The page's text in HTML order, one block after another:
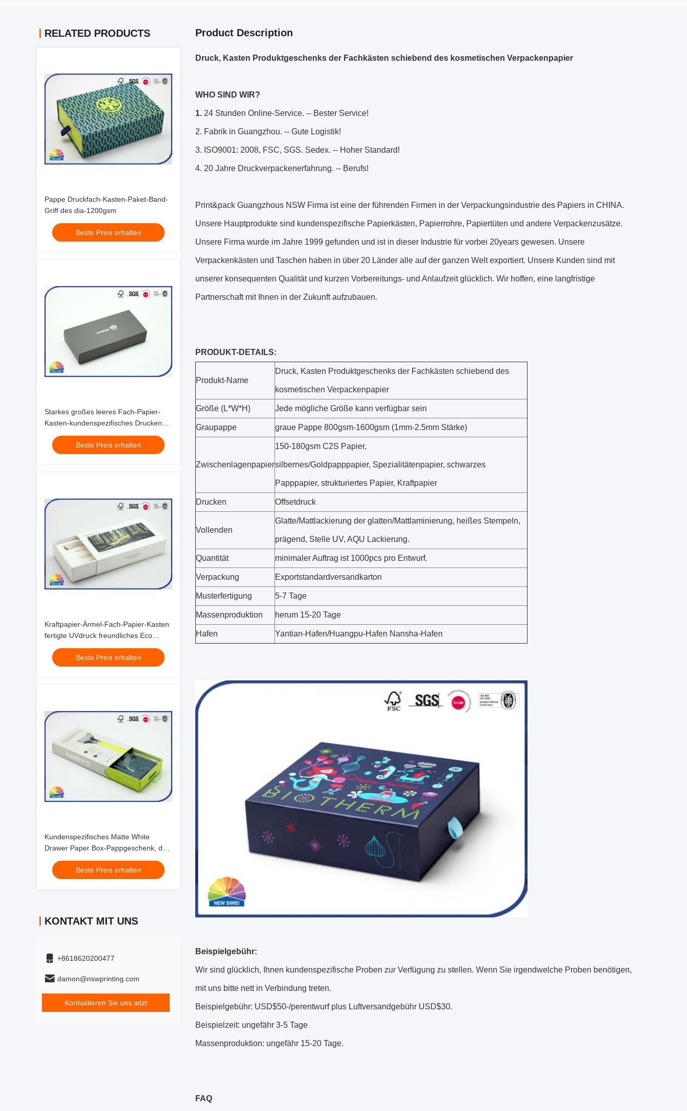
RELATED PRODUCTS
Pappe Druckfach-Kasten-Paket-Band-
Griff des dia-1200gsm
Beste Preis erhalten
Starkes großes leeres Fach-Papier-
Kasten-kundenspezifisches Drucken
für Wasser-Glas
Beste Preis erhalten
Kraftpapier-Ärmel-Fach-Papier-Kasten
fertigte UVdruck freundliches Eco
besonders an
Beste Preis erhalten
Kundenspezifisches Matte White
Drawer Paper Box-Pappgeschenk, das
für Geburtstag verpackt
Beste Preis erhalten
KONTAKT MIT UNS
+8618620200477
damon@nswprinting.com
Kontaktieren Sie uns jetzt
Product Description
Druck, Kasten Produktgeschenks der Fachkästen schiebend des kosmetischen Verpackenpapier
WHO SIND WIR?
1. 24 Stunden Online-Service. -- Bester Service!
2. Fabrik in Guangzhou. -- Gute Logistik!
3. ISO9001: 2008, FSC, SGS. Sedex. -- Hoher Standard!
4. 20 Jahre Druckverpackenerfahrung. -- Berufs!
Print&pack Guangzhous NSW Firma ist eine der führenden Firmen in der Verpackungsindustrie des Papiers in CHINA.
Unsere Hauptprodukte sind kundenspezifische Papierkästen, Papierrohre, Papiertüten und andere Verpackenzusätze.
Unsere Firma wurde im Jahre 1999 gefunden und ist in dieser Industrie für vorbei 20years gewesen. Unsere
Verpackenkästen und Taschen haben in über 20 Länder alle auf der ganzen Welt exportiert. Unsere Kunden sind mit
unserer konsequenten Qualität und kurzen Vorbereitungs- und Anlaufzeit glücklich. Wir hoffen, eine langfristige
Partnerschaft mit Ihnen in der Zukunft aufzubauen.
PRODUKT-DETAILS:
Produkt-Name
Druck, Kasten Produktgeschenks der Fachkästen schiebend des
kosmetischen Verpackenpapier
Größe (L*W*H) Jede mögliche Größe kann verfügbar sein
Graupappe graue Pappe 800gsm-1600gsm (1mm-2.5mm Stärke)
Zwischenlagenpapier
150-180gsm C2S Papier,
silbernes/Goldpapppapier, Spezialitätenpapier, schwarzes
Papppapier, strukturiertes Papier, Kraftpapier
Drucken Offsetdruck
Vollenden
Glatte/Mattlackierung der glatten/Mattlaminierung, heißes Stempeln,
prägend, Stelle UV, AQU Lackierung.
Quantität minimaler Auftrag ist 1000pcs pro Entwurf.
Verpackung Exportstandardversandkarton
Musterfertigung 5-7 Tage
Massenproduktion herum 15-20 Tage
Hafen Yantian-Hafen/Huangpu-Hafen Nansha-Hafen
Beispielgebühr:
Wir sind glücklich, Ihnen kundenspezifische Proben zur Verfügung zu stellen. Wenn Sie irgendwelche Proben benötigen,
mit uns bitte nett in Verbindung treten.
Beispielgebühr: USD$50-/perentwurf plus Luftversandgebühr USD$30.
Beispielzeit: ungefähr 3-5 Tage
Massenproduktion: ungefähr 15-20 Tage.
FAQ